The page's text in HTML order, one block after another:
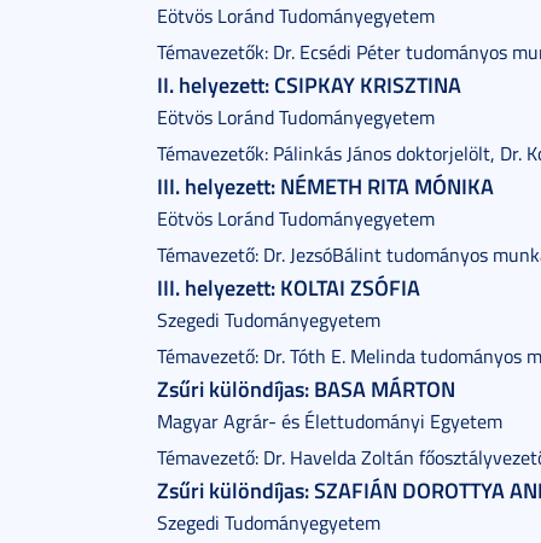
Eötvös Loránd Tudományegyetem
Témavezetők: Dr. Ecsédi Péter tudományos
II. helyezett: CSIPKAY KRISZTINA
Eötvös Loránd Tudományegyetem
Témavezetők: Pálinkás János doktorjelölt, Dr.
III. helyezett: NÉMETH RITA MÓNIKA
Eötvös Loránd Tudományegyetem
Témavezető: Dr. JezsóBálint tudományos
III. helyezett: KOLTAI ZSÓFIA
Szegedi Tudományegyetem
Témavezető: Dr. Tóth E. Melinda tudományos
Zsűri különdíjas: BASA MÁRTON
Magyar Agrár- és Élettudományi Egyetem
Témavezető: Dr. Havelda Zoltán
Zsűri különdíjas: SZAFIÁN DOROTTYA
Szegedi Tudományegyetem